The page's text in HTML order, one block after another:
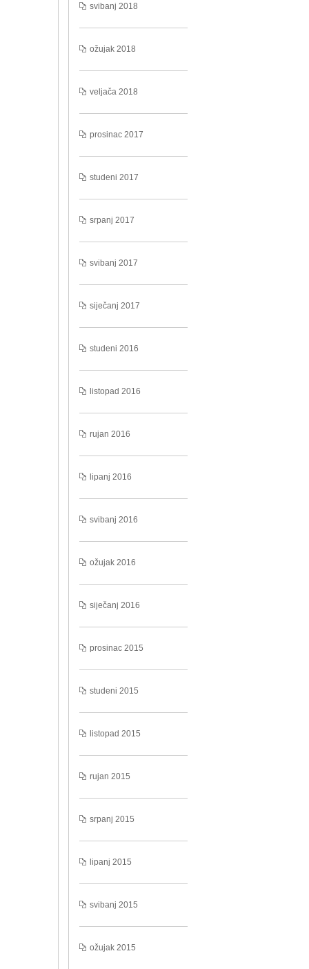
svibanj 2018
ožujak 2018
veljača 2018
prosinac 2017
studeni 2017
srpanj 2017
svibanj 2017
siječanj 2017
studeni 2016
listopad 2016
rujan 2016
lipanj 2016
svibanj 2016
ožujak 2016
siječanj 2016
prosinac 2015
studeni 2015
listopad 2015
rujan 2015
srpanj 2015
lipanj 2015
svibanj 2015
ožujak 2015